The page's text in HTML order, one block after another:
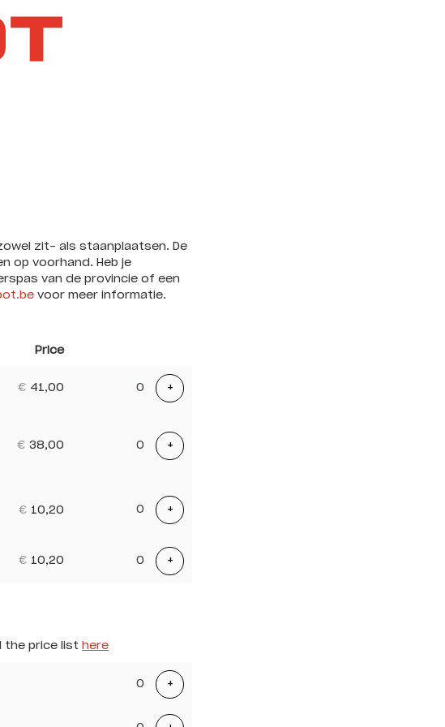
zit- als staanplaatsen. De
op voorhand. Heb je
van de provincie of een
voor meer informatie.
Price
€ 41,00 +Add ticket
€ 38,00 +Add ticket
€ 10,20 +Add ticket
€ 10,20 +Add ticket
the price list here
+Add ticket